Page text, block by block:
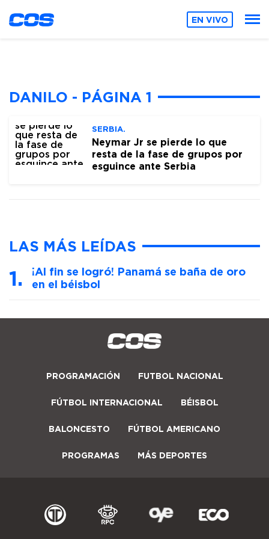
EN VIVO
DANILO - PÁGINA 1
SERBIA.
Neymar Jr se pierde lo que
resta de la fase de grupos por
esguince ante Serbia
LAS MÁS LEÍDAS
¡Al fin se logró! Panamá se baña de oro
en el béisbol
PROGRAMACIÓN FUTBOL NACIONAL
FÚTBOL INTERNACIONAL BÉISBOL
BALONCESTO FÚTBOL AMERICANO
PROGRAMAS MÁS DEPORTES